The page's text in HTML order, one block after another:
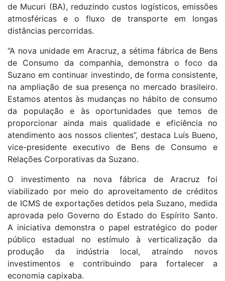
de Mucuri (BA), reduzindo custos logísticos, emissões
atmosféricas e o fluxo de transporte em longas
distâncias percorridas.
“A nova unidade em Aracruz, a sétima fábrica de Bens
de Consumo da companhia, demonstra o foco da
Suzano em continuar investindo, de forma consistente,
na ampliação de sua presença no mercado brasileiro.
Estamos atentos às mudanças no hábito de consumo
da população e às oportunidades que temos de
proporcionar ainda mais qualidade e eficiência no
atendimento aos nossos clientes”, destaca Luís Bueno,
vice-presidente executivo de Bens de Consumo e
Relações Corporativas da Suzano.
O investimento na nova fábrica de Aracruz foi
viabilizado por meio do aproveitamento de créditos
de ICMS de exportações detidos pela Suzano, medida
aprovada pelo Governo do Estado do Espírito Santo.
A iniciativa demonstra o papel estratégico do poder
público estadual no estímulo à verticalização da
produção da indústria local, atraindo novos
investimentos e contribuindo para fortalecer a
economia capixaba.